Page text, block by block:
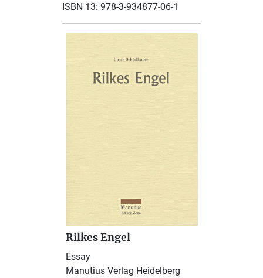
ISBN 13: 978-3-934877-06-1
Rilkes Engel
Essay
Manutius Verlag Heidelberg